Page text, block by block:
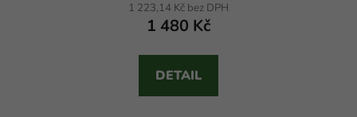
1 223,14 Kč bez DPH
1 480 Kč
DETAIL